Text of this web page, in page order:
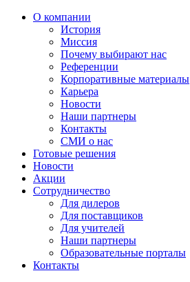
О компании
История
Миссия
Почему выбирают нас
Референции
Корпоративные материалы
Карьера
Новости
Наши партнеры
Контакты
СМИ о нас
Готовые решения
Новости
Акции
Сотрудничество
Для дилеров
Для поставщиков
Для учителей
Наши партнеры
Образовательные порталы
Контакты